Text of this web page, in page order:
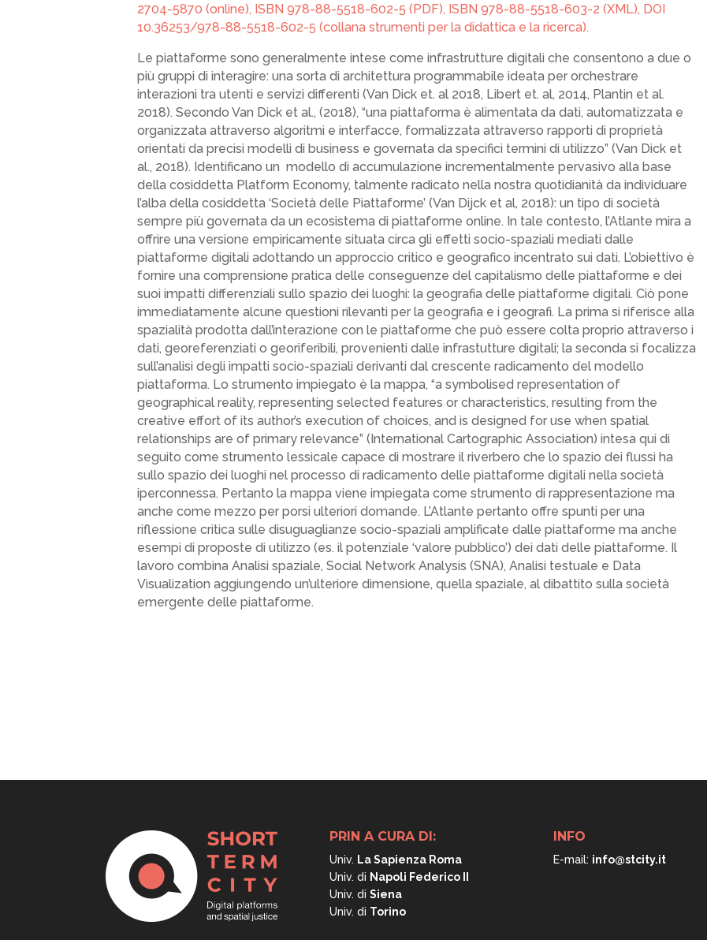
2704-5870 (online), ISBN 978-88-5518-602-5 (PDF), ISBN 978-88-5518-603-2 (XML), DOI
10.36253/978-88-5518-602-5 (collana strumenti per la didattica e la ricerca).
Le piattaforme sono generalmente intese come infrastrutture digitali che consentono a due o
più gruppi di interagire: una sorta di architettura programmabile ideata per orchestrare
interazioni tra utenti e servizi differenti (Van Dick et. al 2018, Libert et. al, 2014, Plantin et al.
2018). Secondo Van Dick et al., (2018), “una piattaforma è alimentata da dati, automatizzata e
organizzata attraverso algoritmi e interfacce, formalizzata attraverso rapporti di proprietà
orientati da precisi modelli di business e governata da specifici termini di utilizzo” (Van Dick et
al., 2018). Identificano un modello di accumulazione incrementalmente pervasivo alla base
della cosiddetta Platform Economy, talmente radicato nella nostra quotidianità da individuare
l’alba della cosiddetta ‘Società delle Piattaforme’ (Van Dijck et al, 2018): un tipo di società
sempre più governata da un ecosistema di piattaforme online. In tale contesto, l’Atlante mira a
offrire una versione empiricamente situata circa gli effetti socio-spaziali mediati dalle
piattaforme digitali adottando un approccio critico e geografico incentrato sui dati. L’obiettivo è
fornire una comprensione pratica delle conseguenze del capitalismo delle piattaforme e dei
suoi impatti differenziali sullo spazio dei luoghi: la geografia delle piattaforme digitali. Ciò pone
immediatamente alcune questioni rilevanti per la geografia e i geografi. La prima si riferisce alla
spazialità prodotta dall’interazione con le piattaforme che può essere colta proprio attraverso i
dati, georeferenziati o georiferibili, provenienti dalle infrastutture digitali; la seconda si focalizza
sull’analisi degli impatti socio-spaziali derivanti dal crescente radicamento del modello
piattaforma. Lo strumento impiegato è la mappa, “a symbolised representation of
geographical reality, representing selected features or characteristics, resulting from the
creative effort of its author’s execution of choices, and is designed for use when spatial
relationships are of primary relevance” (International Cartographic Association) intesa qui di
seguito come strumento lessicale capace di mostrare il riverbero che lo spazio dei flussi ha
sullo spazio dei luoghi nel processo di radicamento delle piattaforme digitali nella società
iperconnessa. Pertanto la mappa viene impiegata come strumento di rappresentazione ma
anche come mezzo per porsi ulteriori domande. L’Atlante pertanto offre spunti per una
riflessione critica sulle disuguaglianze socio-spaziali amplificate dalle piattaforme ma anche
esempi di proposte di utilizzo (es. il potenziale ‘valore pubblico’) dei dati delle piattaforme. Il
lavoro combina Analisi spaziale, Social Network Analysis (SNA), Analisi testuale e Data
Visualization aggiungendo un’ulteriore dimensione, quella spaziale, al dibattito sulla società
emergente delle piattaforme.
PRIN A CURA DI:
Univ. La Sapienza Roma
Univ. di Napoli Federico II
Univ. di Siena
Univ. di Torino
INFO
E-mail: info@stcity.it